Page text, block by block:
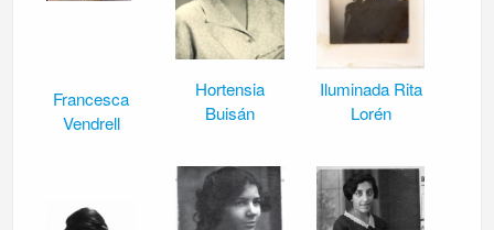
Francesca
Vendrell
Hortensia
Buisán
Iluminada Rita
Lorén